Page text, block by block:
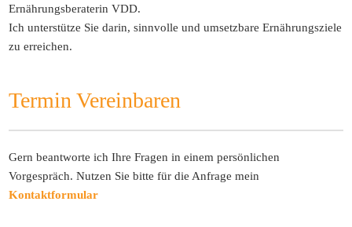
Ernährungsberaterin VDD.
Ich unterstütze Sie darin, sinnvolle und umsetzbare Ernährungsziele
zu erreichen.
Termin Vereinbaren
Gern beantworte ich Ihre Fragen in einem persönlichen
Vorgespräch. Nutzen Sie bitte für die Anfrage mein
Kontaktformular